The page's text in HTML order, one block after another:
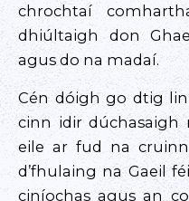
chrochtaí
dhiúltaigh don
agus do na madaí.
Cén dóigh go dtig
cinn idir dúchasaigh
eile ar fud na
d’fhulaing na Gaeil
ciníochas agus an